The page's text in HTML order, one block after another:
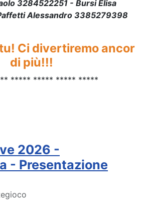
3284522251 - Bursi Elisa
Alessandro 3385279398
Ci divertiremo ancor
di più!!!
***** ***** ***** *****
2026 -
- Presentazione